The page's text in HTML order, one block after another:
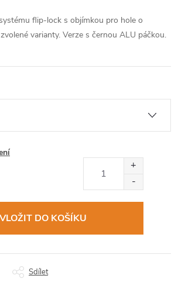
flip-lock s objímkou pro hole o
varianty. Verze s černou ALU páčkou.
VLOŽIT DO KOŠÍKU
Sdílet